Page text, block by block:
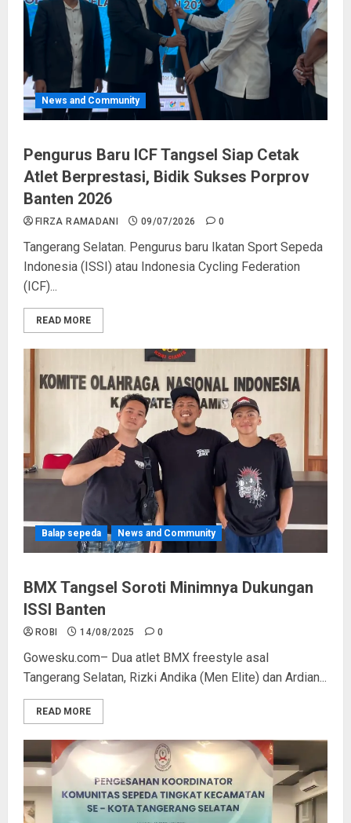
News and Community
Pengurus Baru ICF Tangsel Siap Cetak
Atlet Berprestasi, Bidik Sukses Porprov
Banten 2026
FIRZA RAMADANI 09/07/2026 0
Tangerang Selatan. Pengurus baru Ikatan Sport Sepeda
Indonesia (ISSI) atau Indonesia Cycling Federation
(ICF)...
READ MORE
Balap sepeda News and Community
BMX Tangsel Soroti Minimnya Dukungan
ISSI Banten
ROBI 14/08/2025 0
Gowesku.com– Dua atlet BMX freestyle asal
Tangerang Selatan, Rizki Andika (Men Elite) dan Ardian...
READ MORE